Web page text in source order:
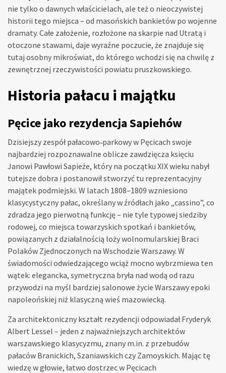
nie tylko o dawnych właścicielach, ale też o nieoczywistej
historii tego miejsca – od masońskich bankietów po wojenne
dramaty. Całe założenie, rozłożone na skarpie nad Utratą i
otoczone stawami, daje wyraźne poczucie, że znajduje się
tutaj osobny mikroświat, do którego wchodzi się na chwilę z
zewnętrznej rzeczywistości powiatu pruszkowskiego.
Historia pałacu i majątku
Pęcice jako rezydencja Sapiehów
Dzisiejszy zespół pałacowo‑parkowy w Pęcicach swoje
najbardziej rozpoznawalne oblicze zawdzięcza księciu
Janowi Pawłowi Sapieże, który na początku XIX wieku nabył
tutejsze dobra i postanowił stworzyć tu reprezentacyjny
majątek podmiejski. W latach 1808–1809 wzniesiono
klasycystyczny pałac, określany w źródłach jako „cassino”, co
zdradza jego pierwotną funkcję – nie tyle typowej siedziby
rodowej, co miejsca towarzyskich spotkań i bankietów,
powiązanych z działalnością loży wolnomularskiej Braci
Polaków Zjednoczonych na Wschodzie Warszawy. W
świadomości odwiedzającego wciąż mocno wybrzmiewa ten
wątek: elegancka, symetryczna bryła nad wodą od razu
przywodzi na myśl bardziej salonowe życie Warszawy epoki
napoleońskiej niż klasyczną wieś mazowiecką.
Za architektoniczny kształt rezydencji odpowiadał Fryderyk
Albert Lessel – jeden z najważniejszych architektów
warszawskiego klasycyzmu, znany m.in. z przebudów
pałaców Branickich, Szaniawskich czy Zamoyskich. Mając tę
wiedzę w głowie, łatwo dostrzec w Pęcicach